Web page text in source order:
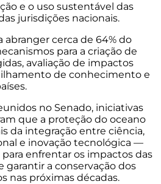
e o uso sustentável das
jurisdições nacionais.
cerca de 64% do
para a criação de
avaliação de impactos
de conhecimento e
no Senado, iniciativas
que a proteção do oceano
da integração entre ciência,
e inovação tecnológica —
enfrentar os impactos das
garantir a conservação dos
nas próximas décadas.